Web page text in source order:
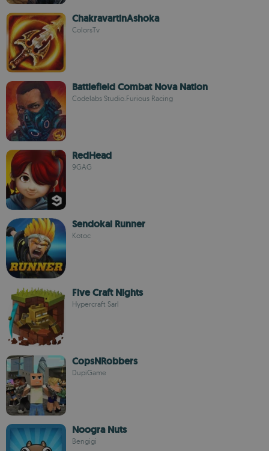
ChakravartinAshoka
ColorsTv
Battlefield Combat Nova Nation
Codelabs Studio.Furious Racing
RedHead
9GAG
Sendokai Runner
Kotoc
Five Craft Nights
Hypercraft Sarl
CopsNRobbers
DupiGame
Noogra Nuts
Bengigi